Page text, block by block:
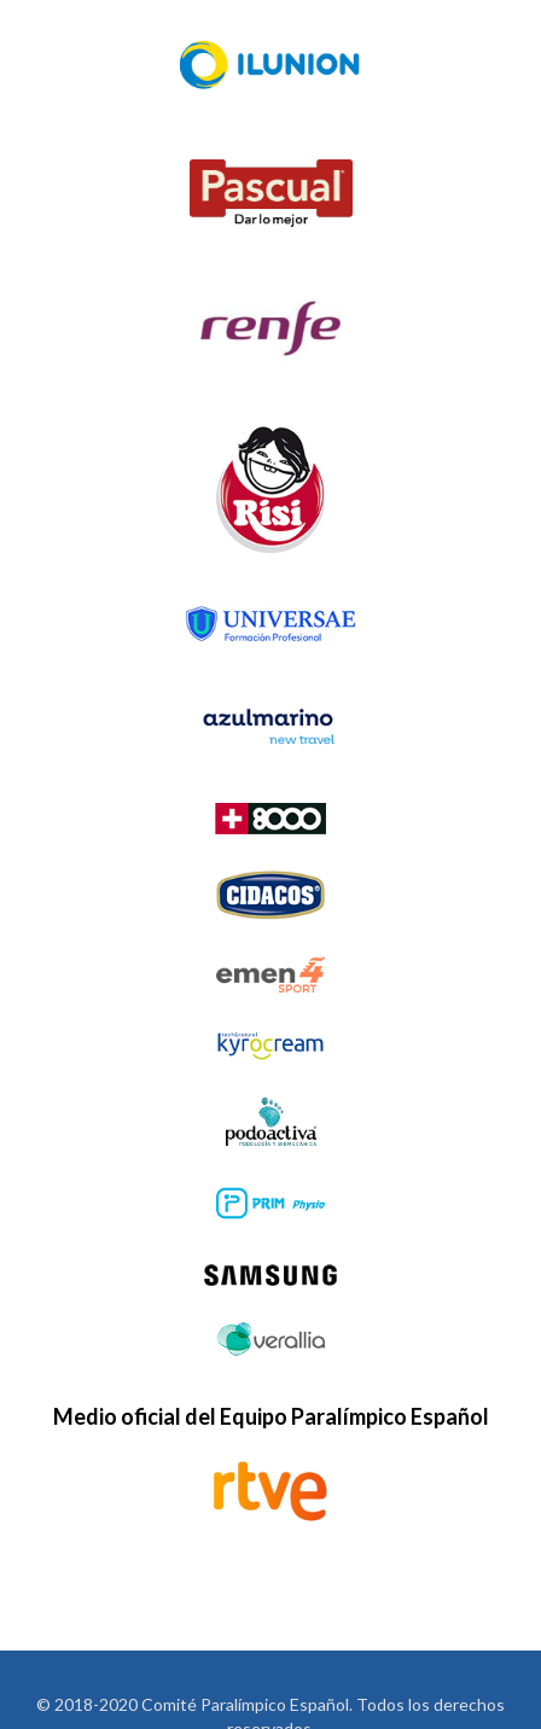
Medio oficial del Equipo Paralímpico Español
© 2018-2020 Comité Paralímpico Español. Todos los derechos